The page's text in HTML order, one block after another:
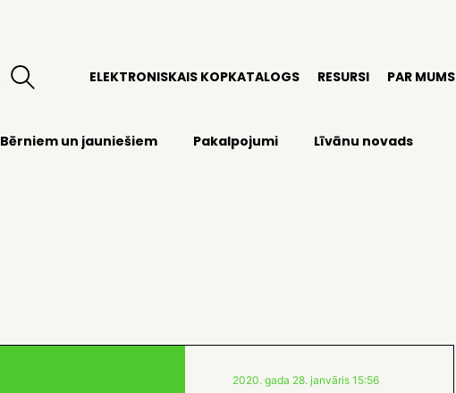
ELEKTRONISKAIS KOPKATALOGS RESURSI PAR MUMS
Bērniem un jauniešiem Pakalpojumi Līvānu novads
2020. gada 28. janvāris 15:56